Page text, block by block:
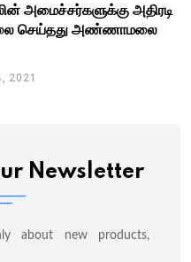
அமைச்சர்களுக்கு அதிரடி
செய்தது அண்ணாமலை
2021
Newsletter
about new products,